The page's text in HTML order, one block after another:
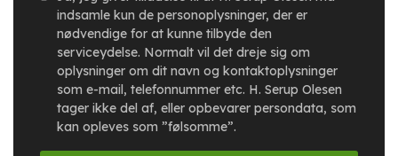
indsamle kun de personoplysninger, der er
nødvendige for at kunne tilbyde den
serviceydelse. Normalt vil det dreje sig om
oplysninger om dit navn og kontaktoplysninger
som e-mail, telefonnummer etc. H. Serup Olesen
tager ikke del af, eller opbevarer persondata, som
kan opleves som ”følsomme”.